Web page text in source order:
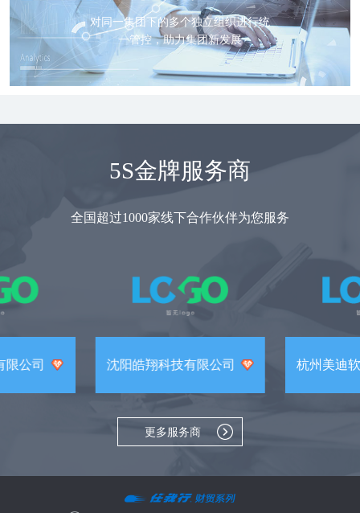
对同一集团下的多个独立组织进行统
一管控，助力集团新发展
5S金牌服务商
全国超过1000家线下合作伙伴为您服务
限公司 沈阳皓翔科技有限公司 杭州美迪
更多服务商